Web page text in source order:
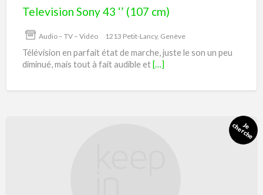
Television Sony 43 ‘’ (107 cm)
Audio – TV – Vidéo 1213 Petit-Lancy, Genève
Télévision en parfait état de marche, juste le son un peu
diminué, mais tout à fait audible et[…]